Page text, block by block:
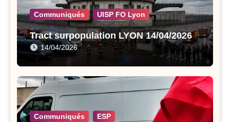
Communiqués UISP FO Lyon
Tract surpopulation LYON 14/04/2026
14/04/2026
Communiqués ESP